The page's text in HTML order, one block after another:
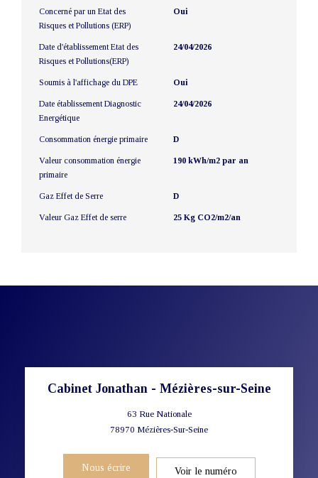
Concerné par un Etat des
Risques et Pollutions (ERP)
Oui
Date d'établissement Etat des
Risques et Pollutions(ERP)
24/04/2026
Soumis à l'affichage du DPE Oui
Date établissement Diagnostic
Energétique
24/04/2026
Consommation énergie primaire D
Valeur consommation énergie
primaire
190 kWh/m2 par an
Gaz Effet de Serre D
Valeur Gaz Effet de serre 25 Kg CO2/m2/an
Cabinet Jonathan - Mézières-sur-Seine
63 Rue Nationale
78970 Mézières-Sur-Seine
Nous écrire Voir le numéro